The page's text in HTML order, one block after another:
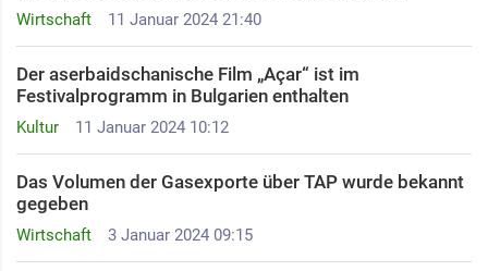
Wirtschaft 11 Januar 2024 21:40
Kultur 11 Januar 2024 10:12
Der aserbaidschanische Film „Açar“ ist im
Festivalprogramm in Bulgarien enthalten
Wirtschaft 3 Januar 2024 09:15
Das Volumen der Gasexporte über TAP wurde bekannt
gegeben